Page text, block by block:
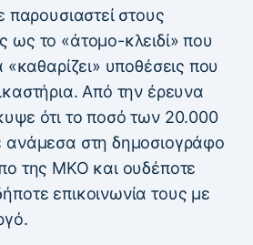
παρουσιαστεί στους
ως το «άτομο-κλειδί» που
«καθαρίζει» υποθέσεις που
Από την έρευνα
ότι το ποσό των 20.000
ανάμεσα στη δημοσιογράφο
της ΜΚΟ και ουδέποτε
επικοινωνία τους με